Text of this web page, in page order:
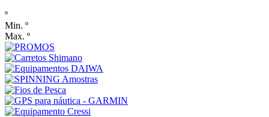
º
Min. º
Max. º